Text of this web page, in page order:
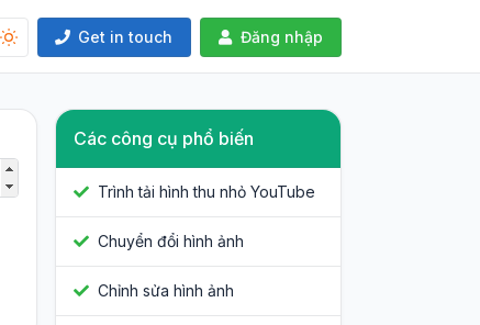
Get in touch Đăng nhập
Các công cụ phổ biến
Trình tải hình thu nhỏ YouTube
Chuyển đổi hình ảnh
Chỉnh sửa hình ảnh